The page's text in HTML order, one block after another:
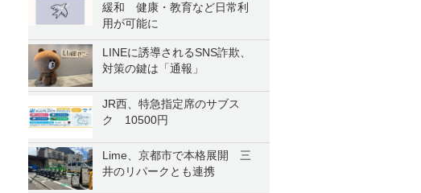
緩和 健康・教育など日常利
用が可能に
LINEに誘導されるSNS詐欺、
対策の鍵は「通報」
JR西、特急指定席のサブス
ク 10500円
Lime、京都市で本格展開 三
井のリパークとも連携